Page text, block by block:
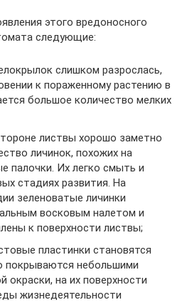
этого вредоносного
следующие:
слишком разрослась,
к пораженному растению в
большое количество мелких
листвы хорошо заметно
личинок, похожих на
палочки. Их легко смыть и
стадиях развития. На
зеленоватые личинки
восковым налетом и
к поверхности листвы;
пластинки становятся
покрываются небольшими
окраски, на их поверхности
жизнедеятельности